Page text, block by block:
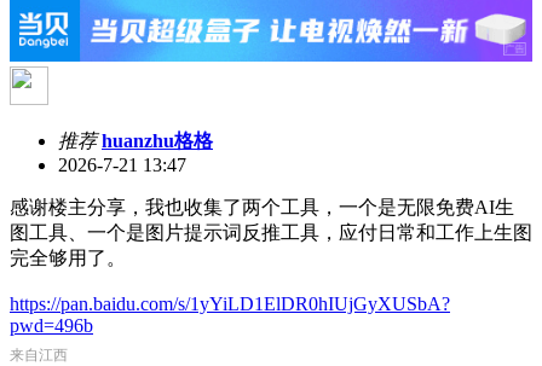
推荐huanzhu格格
2026-7-21 13:47
感谢楼主分享，我也收集了两个工具，一个是无限免费AI生
图工具、一个是图片提示词反推工具，应付日常和工作上生图
完全够用了。
https://pan.baidu.com/s/1yYiLD1ElDR0hIUjGyXUSbA?
pwd=496b
来自江西